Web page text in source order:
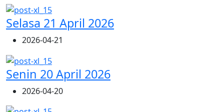
Selasa 21 April 2026
2026-04-21
Senin 20 April 2026
2026-04-20